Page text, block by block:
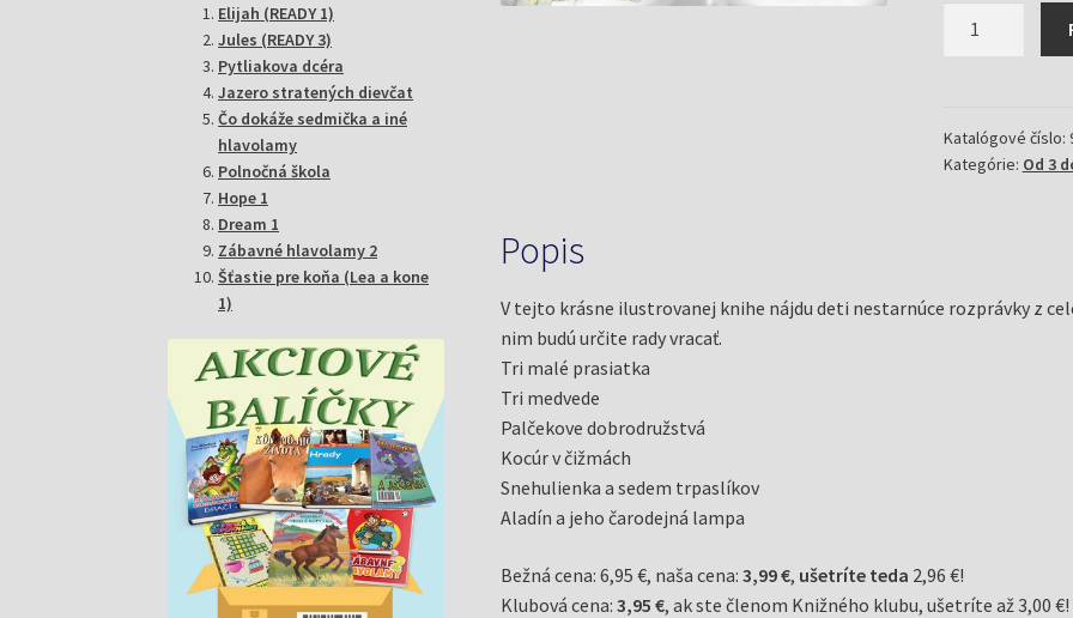
bolo
Katalógové číslo:
Kategórie: Od 3
Popis
V tejto krásne ilustrovanej knihe nájdu deti nestarnúce rozprávky z
nim budú určite rady vracať.
Tri malé prasiatka
Tri medvede
Palčekove dobrodružstvá
Kocúr v čižmách
Snehulienka a sedem trpaslíkov
Aladín a jeho čarodejná lampa
Bežná cena: 6,95 €, naša cena: 3,99 €, ušetríte teda 2,96 €!
Klubová cena: 3,95 €, ak ste členom Knižného klubu, ušetríte až 3,00 €!
Elijah (READY 1)
Jules (READY 3)
Pytliakova dcéra
Jazero stratených dievčat
Čo dokáže sedmička a iné
hlavolamy
Polnočná škola
Hope 1
Dream 1
Zábavné hlavolamy 2
Šťastie pre koňa (Lea a kone
1)